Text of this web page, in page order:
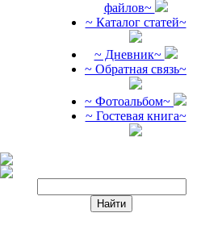
файлов~
~ Каталог статей~
~ Дневник~
~ Обратная связь~
~ Фотоальбом~
~ Гостевая книга~